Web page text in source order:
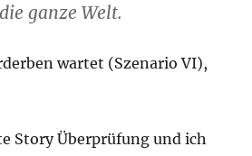
ganze Welt.
wartet (Szenario VI),
Story Überprüfung und ich